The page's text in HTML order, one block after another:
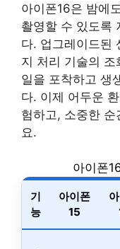
아이폰16은 밤에
촬영할 수 있도록
다. 업그레이드된
지 처리 기술의
일을 포착하고 생
다. 이제 어두운
험하고, 소중한
요.
아이폰
기
능
아이폰
15